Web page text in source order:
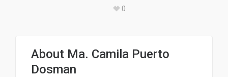
0
About Ma. Camila Puerto
Dosman